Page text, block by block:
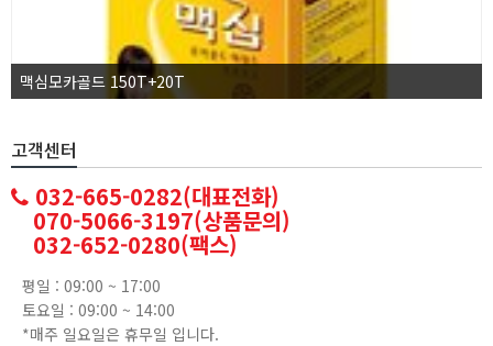
맥심모카골드 150T+20T
고객센터
032-665-0282(대표전화)
070-5066-3197(상품문의)
032-652-0280(팩스)
평일 : 09:00 ~ 17:00
토요일 : 09:00 ~ 14:00
*매주 일요일은 휴무일 입니다.